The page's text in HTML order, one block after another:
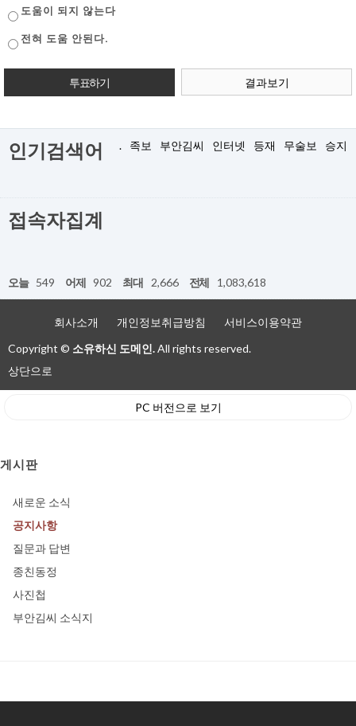
도움이 되지 않는다
전혀 도움 안된다.
결과보기
인기검색어 . 족보 부안김씨 인터넷 등재 무술보 승지
접속자집계
오늘 549 어제 902 최대 2,666 전체 1,083,618
회사소개 개인정보취급방침
서비스이용약관
Copyright © 소유하신 도메인.All rights reserved.
상단으로
PC 버전으로 보기
게시판
새로운 소식
공지사항
질문과 답변
종친동정
사진첩
부안김씨 소식지